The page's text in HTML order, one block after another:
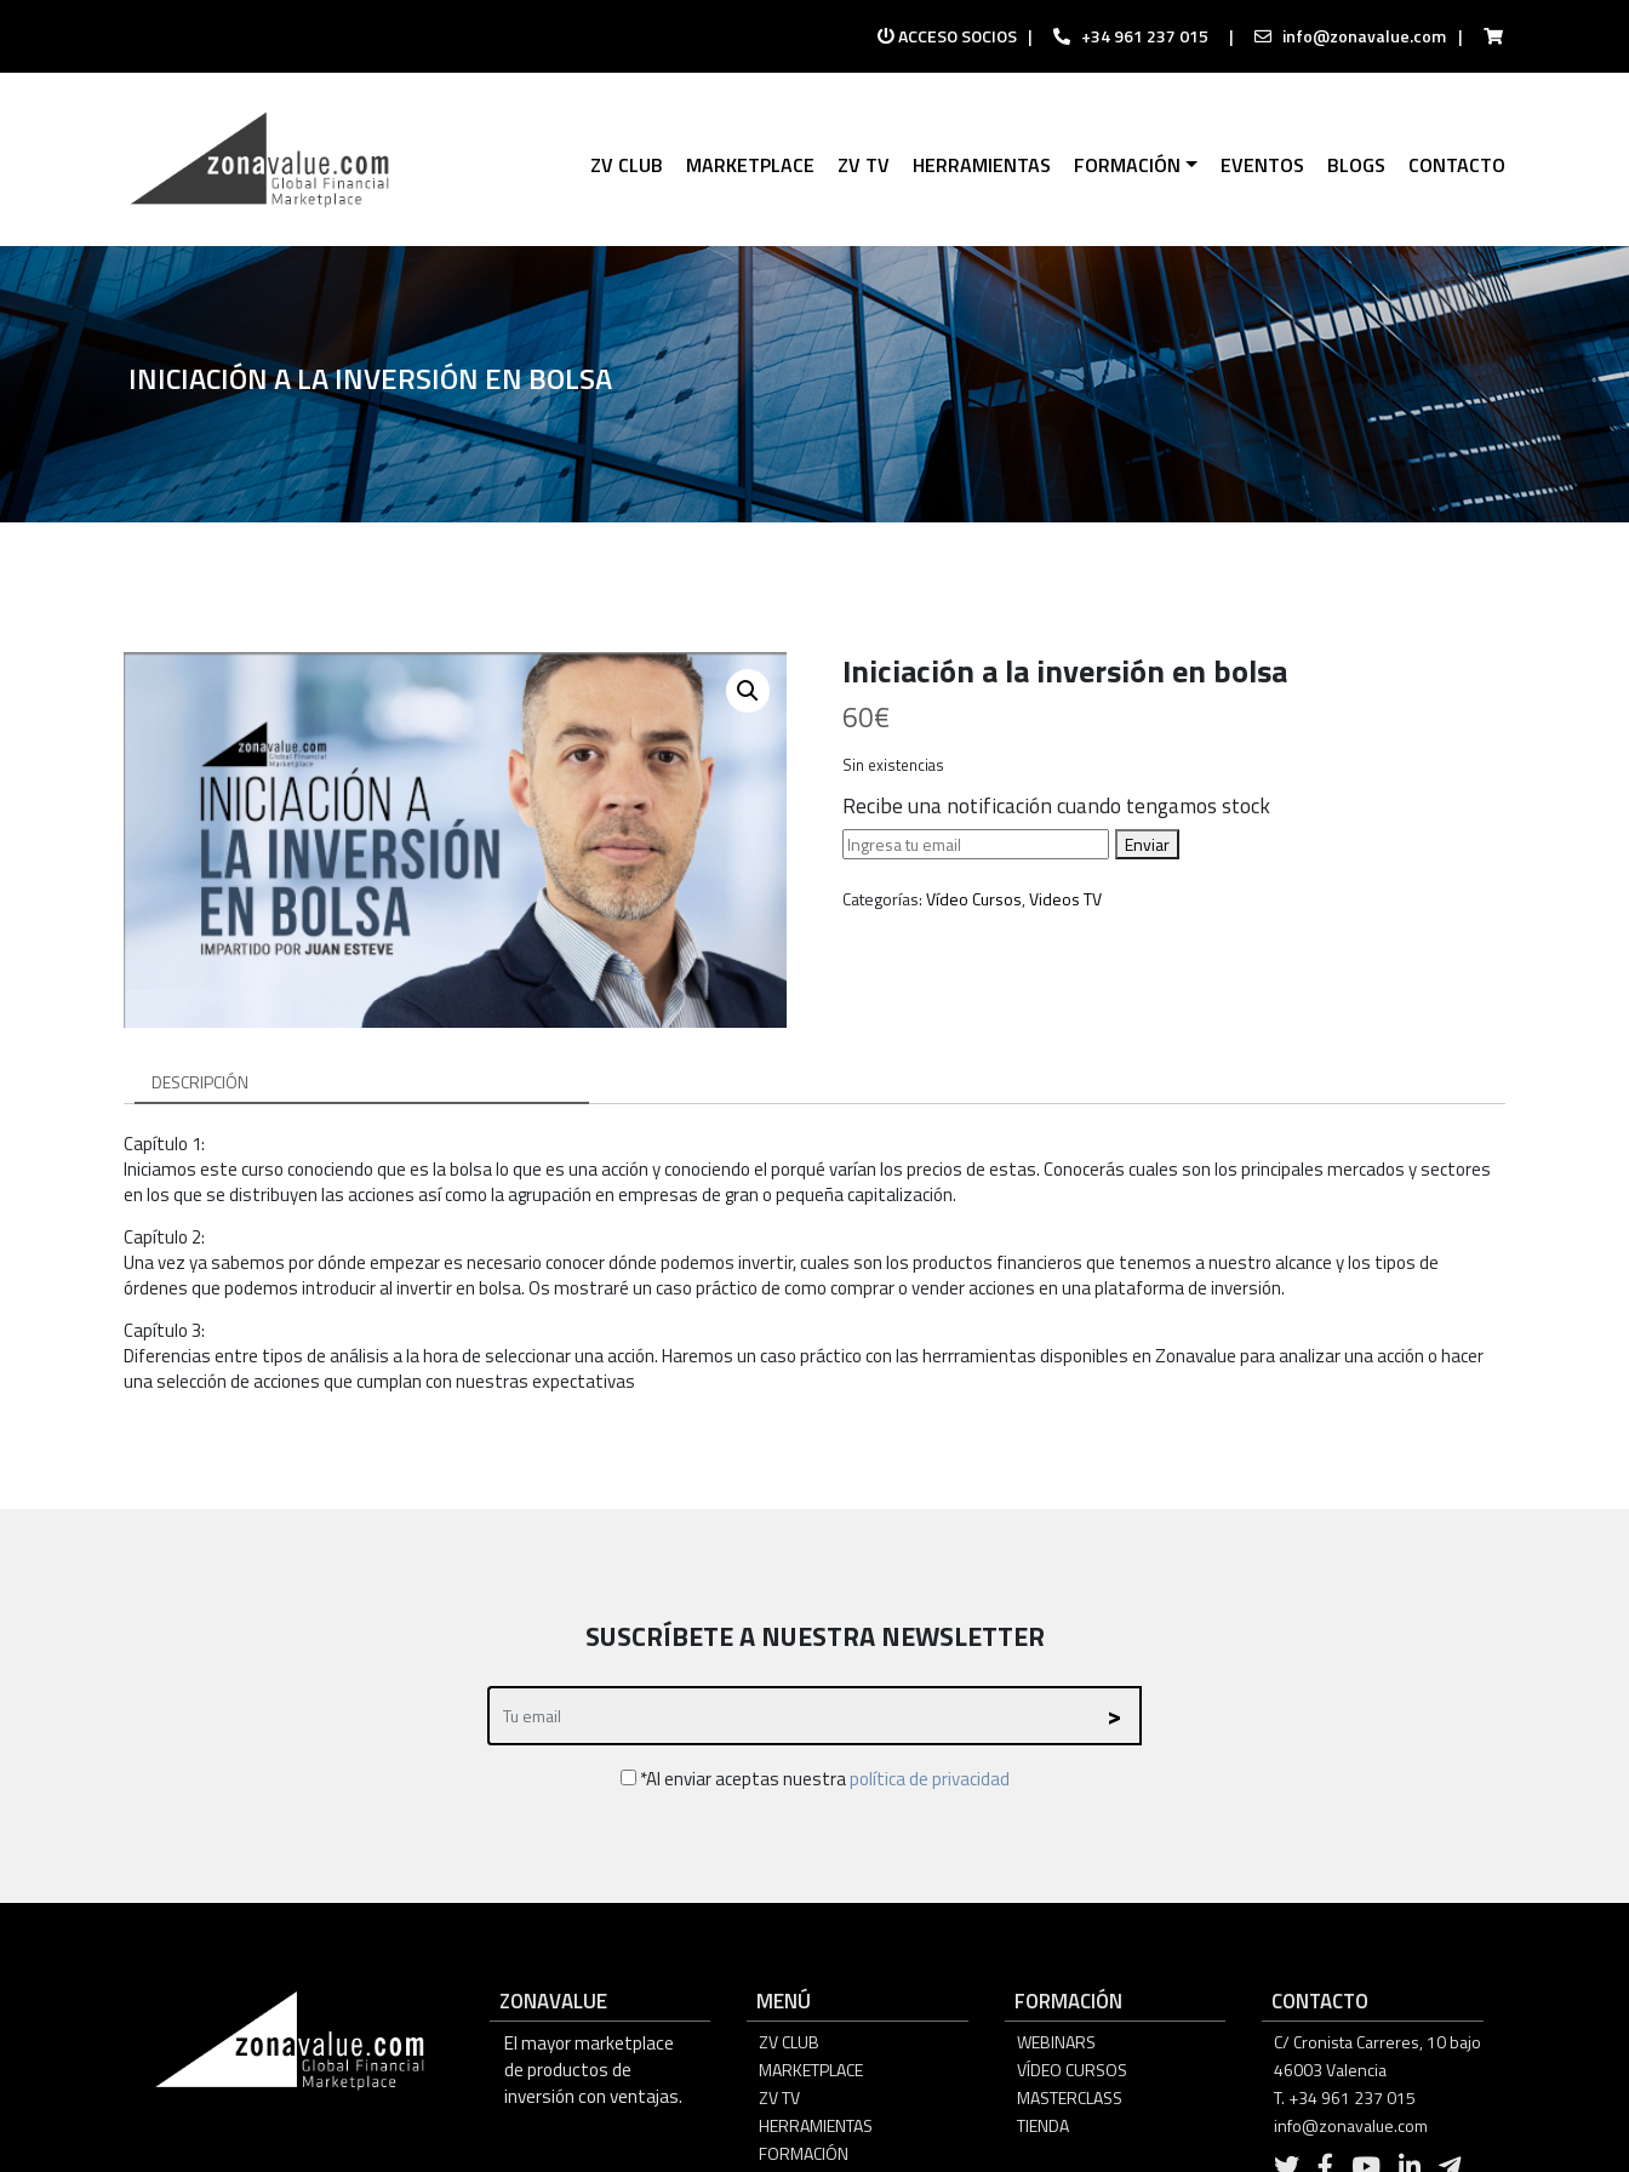
ACCESO SOCIOS | +34 961 237 015 | info@zonavalue.com |
ZV CLUB MARKETPLACE ZV TV HERRAMIENTAS FORMACIÓN EVENTOS BLOGS CONTACTO
INICIACIÓN A LA INVERSIÓN EN BOLSA
Iniciación a la inversión en bolsa
60€
Sin existencias
Recibe una notificación cuando tengamos stock
Enviar
Categorías:Vídeo Cursos,Videos TV
DESCRIPCIÓN
Capítulo 1:
Iniciamos este curso conociendo que es la bolsa lo que es una acción y conociendo el porqué varían los precios de estas. Conocerás cuales son los principales mercados y sectores
en los que se distribuyen las acciones así como la agrupación en empresas de gran o pequeña capitalización.
Capítulo 2:
Una vez ya sabemos por dónde empezar es necesario conocer dónde podemos invertir, cuales son los productos financieros que tenemos a nuestro alcance y los tipos de
órdenes que podemos introducir al invertir en bolsa. Os mostraré un caso práctico de como comprar o vender acciones en una plataforma de inversión.
Capítulo 3:
Diferencias entre tipos de análisis a la hora de seleccionar una acción. Haremos un caso práctico con las herrramientas disponibles en Zonavalue para analizar una acción o hacer
una selección de acciones que cumplan con nuestras expectativas
SUSCRÍBETE A NUESTRA NEWSLETTER
*Al enviar aceptas nuestrapolítica de privacidad
ZONAVALUE
El mayor marketplace
de productos de
inversión con ventajas.
MENÚ
ZV CLUB
MARKETPLACE
ZV TV
HERRAMIENTAS
FORMACIÓN
FORMACIÓN
WEBINARS
VÍDEO CURSOS
MASTERCLASS
TIENDA
CONTACTO
C/ Cronista Carreres, 10 bajo
46003 Valencia
T. +34 961 237 015
info@zonavalue.com